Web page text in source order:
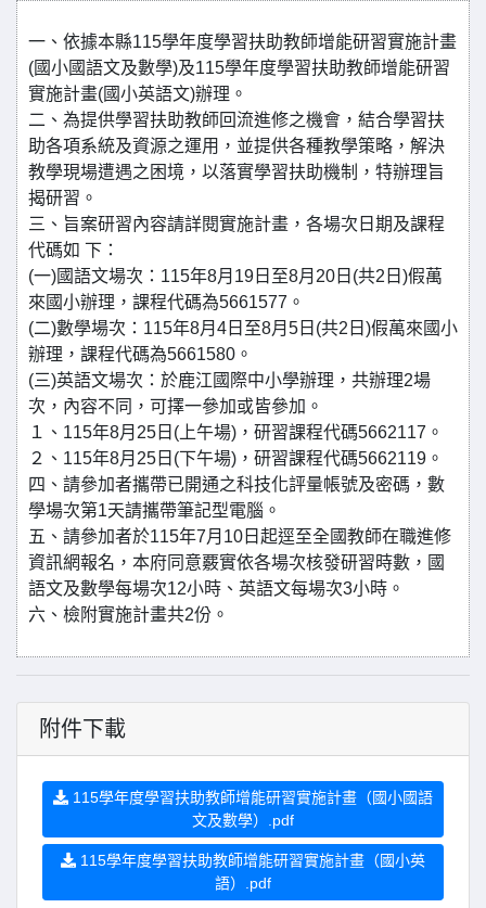
一、依據本縣115學年度學習扶助教師增能研習實施計畫
(國小國語文及數學)及115學年度學習扶助教師增能研習
實施計畫(國小英語文)辦理。
二、為提供學習扶助教師回流進修之機會，結合學習扶
助各項系統及資源之運用，並提供各種教學策略，解決
教學現場遭遇之困境，以落實學習扶助機制，特辦理旨
揭研習。
三、旨案研習內容請詳閱實施計畫，各場次日期及課程
代碼如 下：
(一)國語文場次：115年8月19日至8月20日(共2日)假萬
來國小辦理，課程代碼為5661577。
(二)數學場次：115年8月4日至8月5日(共2日)假萬來國小
辦理，課程代碼為5661580。
(三)英語文場次：於鹿江國際中小學辦理，共辦理2場
次，內容不同，可擇一參加或皆參加。
１、115年8月25日(上午場)，研習課程代碼5662117。
２、115年8月25日(下午場)，研習課程代碼5662119。
四、請參加者攜帶已開通之科技化評量帳號及密碼，數
學場次第1天請攜帶筆記型電腦。
五、請參加者於115年7月10日起逕至全國教師在職進修
資訊網報名，本府同意覈實依各場次核發研習時數，國
語文及數學每場次12小時、英語文每場次3小時。
六、檢附實施計畫共2份。
附件下載
115學年度學習扶助教師增能研習實施計畫（國小國語
文及數學）.pdf
115學年度學習扶助教師增能研習實施計畫（國小英
語）.pdf